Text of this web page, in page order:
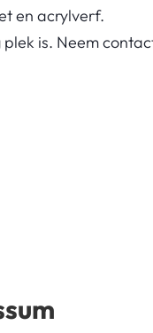
en acrylverf.
is. Neem